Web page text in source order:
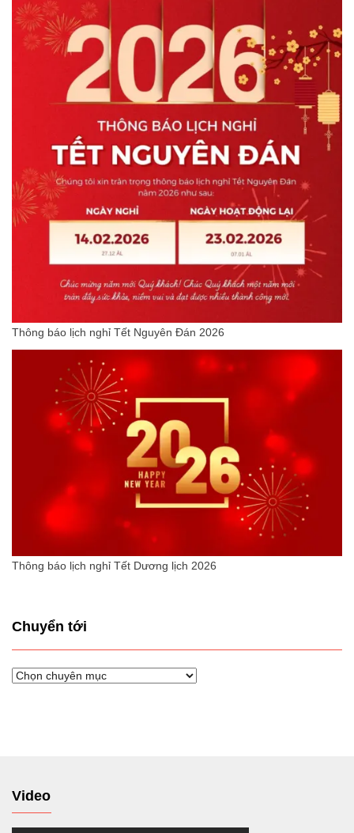
Thông báo lịch nghỉ Tết Nguyên Đán 2026
Thông báo lịch nghỉ Tết Dương lịch 2026
Chuyển tới
Chuyển
Video